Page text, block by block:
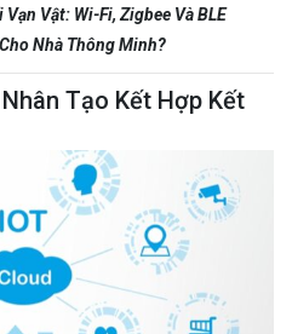
Vật: Wi-Fi, Zigbee Và BLE
Nhà Thông Minh?
Tạo Kết Hợp Kết